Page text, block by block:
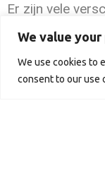
We value
We use cookies to
consent to our use
Er zijn vele
onderwerpen
Bent u nu
realiseren?